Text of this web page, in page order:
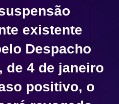
existente
Despacho
de 4 de janeiro
positivo, o